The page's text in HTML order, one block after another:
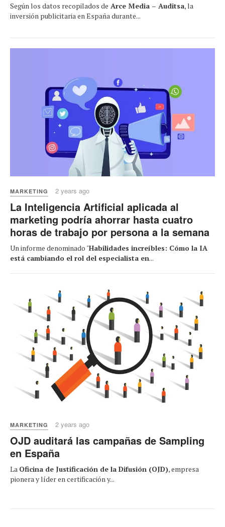
Según los datos recopilados de Arce Media – Auditsa, la
inversión publicitaria en España durante...
MARKETING 2 years ago
La Inteligencia Artificial aplicada al
marketing podría ahorrar hasta cuatro
horas de trabajo por persona a la semana
Un informe denominado "Habilidades increíbles: Cómo la IA
está cambiando el rol del especialista en...
MARKETING 2 years ago
OJD auditará las campañas de Sampling
en España
La Oficina de Justificación de la Difusión (OJD), empresa
pionera y líder en certificación y...